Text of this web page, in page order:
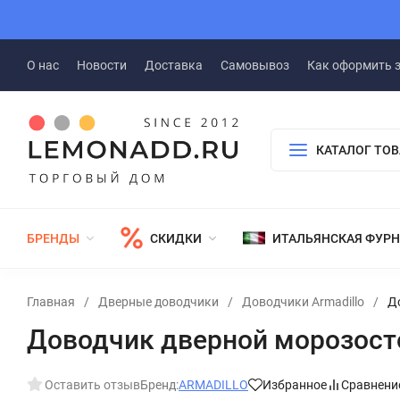
О нас Новости Доставка Самовывоз Как оформить
КАТАЛОГ
БРЕНДЫ СКИДКИ ИТАЛЬЯНСКАЯ
Главная / Дверные доводчики / Доводчики Armadillo /
Доводчик дверной
Оставить отзывБренд:ARMADILLO Избранное